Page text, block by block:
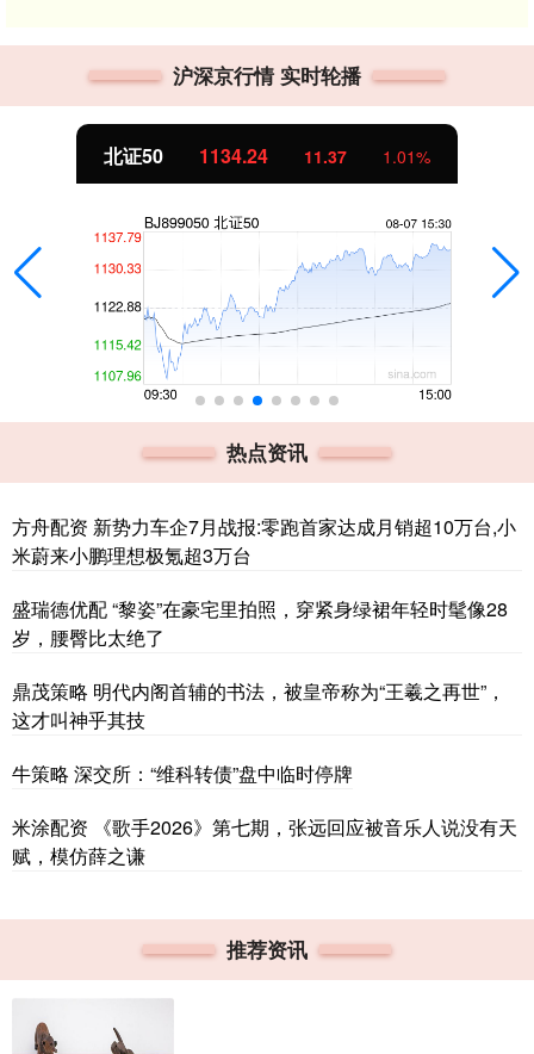
沪深京行情 实时轮播
北证50 1134.24 11.37 1.01%
热点资讯
方舟配资 新势力车企7月战报:零跑首家达成月销超10万台,小
米蔚来小鹏理想极氪超3万台
盛瑞德优配 “黎姿”在豪宅里拍照，穿紧身绿裙年轻时髦像28
岁，腰臀比太绝了
鼎茂策略 明代内阁首辅的书法，被皇帝称为“王羲之再世”，
这才叫神乎其技
牛策略 深交所：“维科转债”盘中临时停牌
米涂配资 《歌手2026》第七期，张远回应被音乐人说没有天
赋，模仿薛之谦
推荐资讯